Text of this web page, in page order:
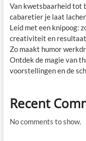
Van kwetsbaarheid tot
cabaretier je laat
Leid met een knipoog:
creativiteit en resultaat
Zo maakt humor
Ontdek de magie van
voorstellingen en de
Recent
No comments to show.